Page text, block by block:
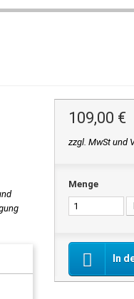
109,00 €
zzgl. MwSt und
Menge
In